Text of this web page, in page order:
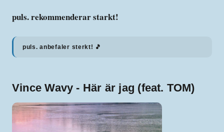
puls. rekommenderar starkt!
puls. anbefaler sterkt! 🎵
Vince Wavy - Här är jag (feat. TOM)